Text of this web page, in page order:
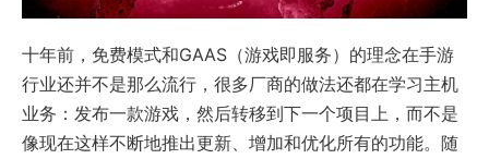
十年前，免费模式和GAAS（游戏即服务）的理念在手游
行业还并不是那么流行，很多厂商的做法还都在学习主机
业务：发布一款游戏，然后转移到下一个项目上，而不是
像现在这样不断地推出更新、增加和优化所有的功能。随